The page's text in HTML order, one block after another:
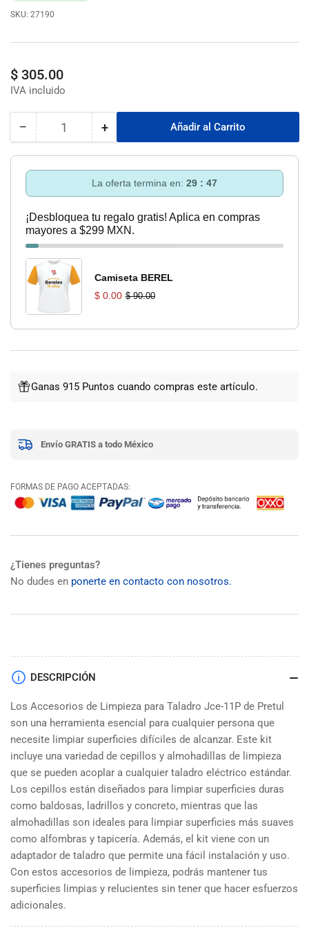
SKU: 27190
Precio
regular
$ 305.00
− Reducir
Accesorios
D/Limpieza
Jce-
11P
Pretul
Cantidad +Aumentar
Accesorios
Jce-
11P
Pretul
Añadir al Carrito
La oferta termina en: 29 : 46
¡Desbloquea tu regalo gratis! Aplica en compras
mayores a $299 MXN.
Camiseta BEREL
$ 0.00 $ 90.00
Ganas 915 Puntos cuando compras este artículo.
Envío GRATIS a todo México
FORMAS DE PAGO ACEPTADAS:
¿Tienes preguntas?
No dudes en ponerte en contacto con nosotros.
DESCRIPCIÓN
Los Accesorios de Limpieza para Taladro Jce-11P de Pretul
son una herramienta esencial para cualquier persona que
necesite limpiar superficies difíciles de alcanzar. Este kit
incluye una variedad de cepillos y almohadillas de limpieza
que se pueden acoplar a cualquier taladro eléctrico estándar.
Los cepillos están diseñados para limpiar superficies duras
como baldosas, ladrillos y concreto, mientras que las
almohadillas son ideales para limpiar superficies más suaves
como alfombras y tapicería. Además, el kit viene con un
adaptador de taladro que permite una fácil instalación y uso.
Con estos accesorios de limpieza, podrás mantener tus
superficies limpias y relucientes sin tener que hacer esfuerzos
adicionales.